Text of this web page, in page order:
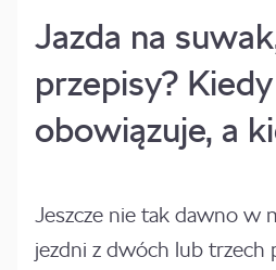
Jazda na
przepisy? Kiedy
obowiązuje, a
Jeszcze nie tak dawno w
jezdni z dwóch lub trzech